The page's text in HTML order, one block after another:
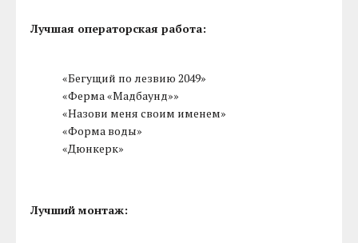
Лучшая операторская работа:
«Бегущий по лезвию 2049»
«Ферма «Мадбаунд»»
«Назови меня своим именем»
«Форма воды»
«Дюнкерк»
Лучший монтаж: